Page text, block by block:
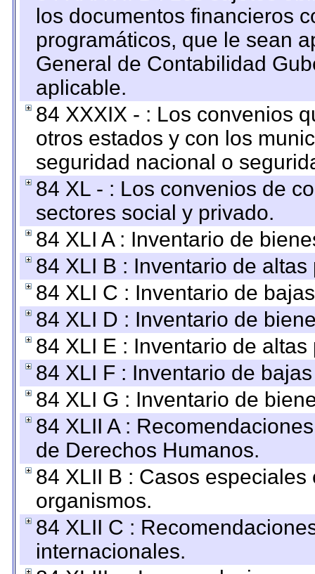
los documentos financieros
programáticos, que le sean
General de Contabilidad
aplicable.
84 XXXIX - : Los convenios
otros estados y con los
seguridad nacional o
84 XL - : Los convenios de
sectores social y privado.
84 XLI A : Inventario de
84 XLI B : Inventario de
84 XLI C : Inventario de
84 XLI D : Inventario de
84 XLI E : Inventario de
84 XLI F : Inventario de
84 XLI G : Inventario de
84 XLII A :
de Derechos Humanos.
84 XLII B : Casos
organismos.
84 XLII C :
internacionales.